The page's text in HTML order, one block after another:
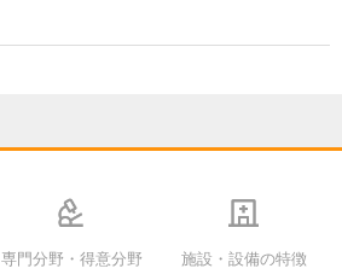
専門分野・得意分野 施設・設備の特徴